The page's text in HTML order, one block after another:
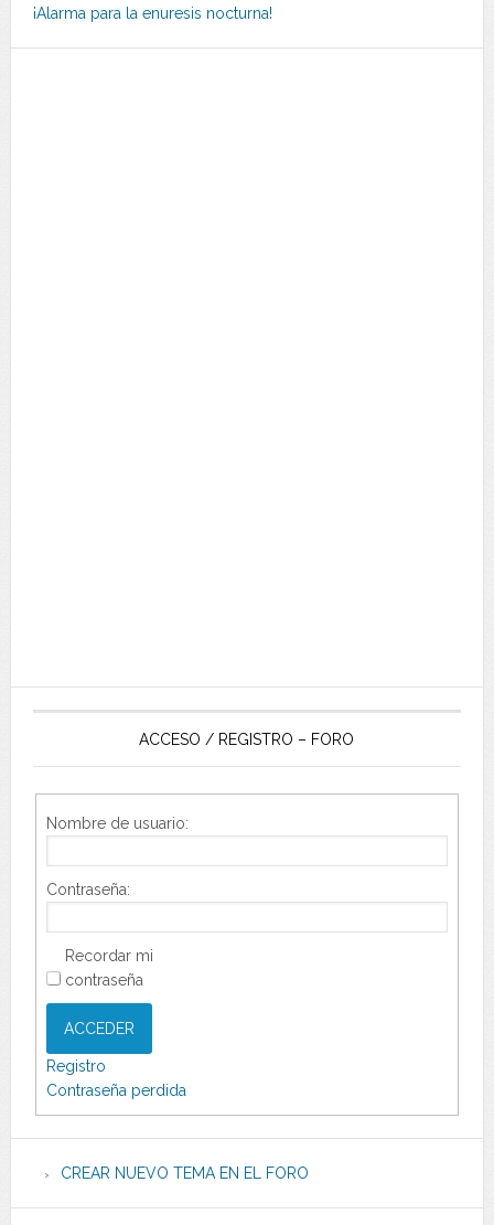
¡Alarma para la enuresis nocturna!
ACCESO / REGISTRO – FORO
Nombre de usuario:
Contraseña:
Recordar mi
contraseña
ACCEDER
Registro
Contraseña perdida
CREAR NUEVO TEMA EN EL FORO